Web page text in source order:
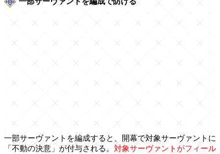
一部サーヴァントを編成すると、開幕で対象サーヴァントに
「不動の決意」が付与される。 対象サーヴァントがフィール